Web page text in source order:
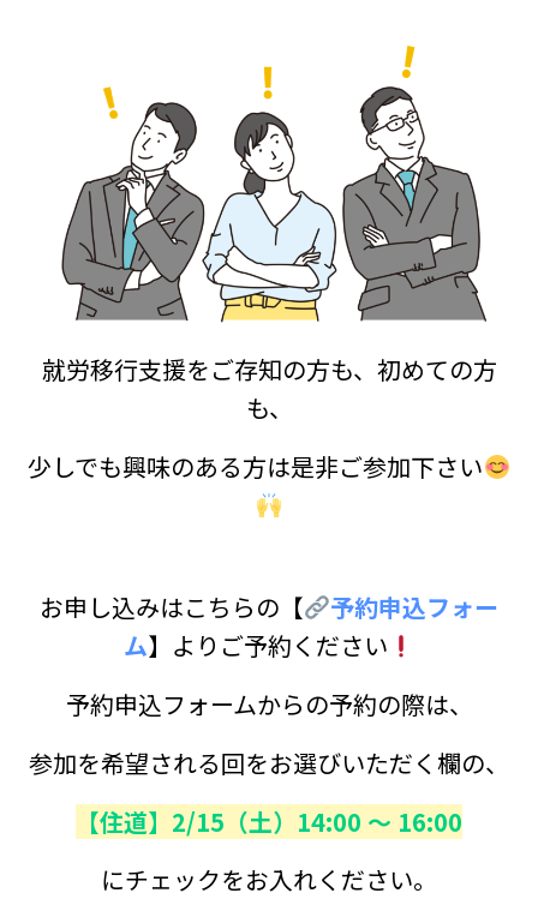
就労移行支援をご存知の方も、初めての方
も、
少しでも興味のある方は是非ご参加下さい
お申し込みはこちらの【
予約申込フォー
ム】よりご予約ください
予約申込フォームからの予約の際は、
参加を希望される回をお選びいただく欄の、
【住道】2/15（土）14:00 ～ 16:00
にチェックをお入れください。